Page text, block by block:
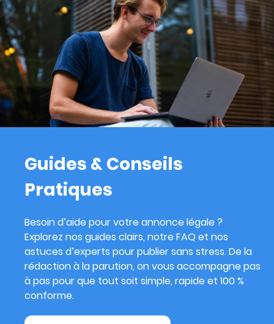
Guides & Conseils
Pratiques
Besoin d’aide pour votre annonce légale ?
Explorez nos guides clairs, notre FAQ et nos
astuces d’experts pour publier sans stress. De la
rédaction à la parution, on vous accompagne pas
à pas pour que tout soit simple, rapide et 100 %
conforme.